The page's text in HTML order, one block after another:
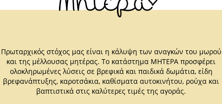
Πρωταρχικός στόχος μας είναι η κάλυψη των αναγκών του μωρού
και της μέλλουσας μητέρας. Το κατάστημα ΜΗΤΕΡΑ προσφέρει
ολοκληρωμένες λύσεις σε βρεφικά και παιδικά δωμάτια, είδη
βρεφανάπτυξης, καροτσάκια, καθίσματα αυτοκινήτου, ρούχα και
βαπτιστικά στις καλύτερες τιμές της αγοράς.